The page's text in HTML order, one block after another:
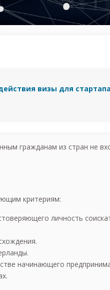
визы для стартапа
гражданам из стран не
критериям:
личность
начинающего